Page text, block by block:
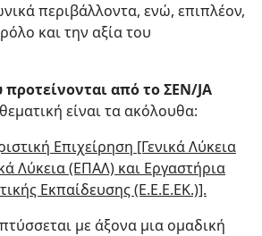
περιβάλλοντα, ενώ, επιπλέον,
και την αξία του
από το ΣΕΝ/JA
είναι τα ακόλουθα:
Επιχείρηση [Γενικά Λύκεια
Λύκεια (ΕΠΑΛ) και Εργαστήρια
Εκπαίδευσης (Ε.Ε.Ε.ΕΚ.)].
με άξονα μια ομαδική